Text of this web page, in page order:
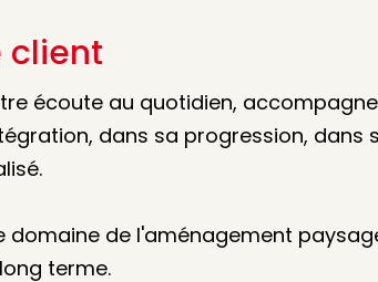
client
écoute au quotidien, accompagne
dans sa progression, dans
domaine de l'aménagement
terme.